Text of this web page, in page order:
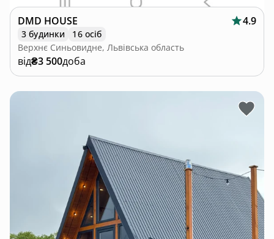
DMD HOUSE 4.9
3 будинки
16 осіб
Верхнє Синьовидне, Львівська область
від₴3 500доба